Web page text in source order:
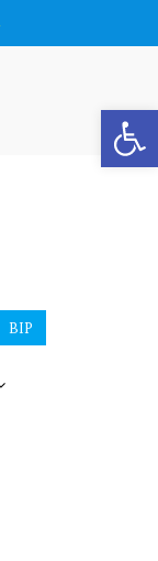
Otwórz pasek narzędzi
Search Button
BIP